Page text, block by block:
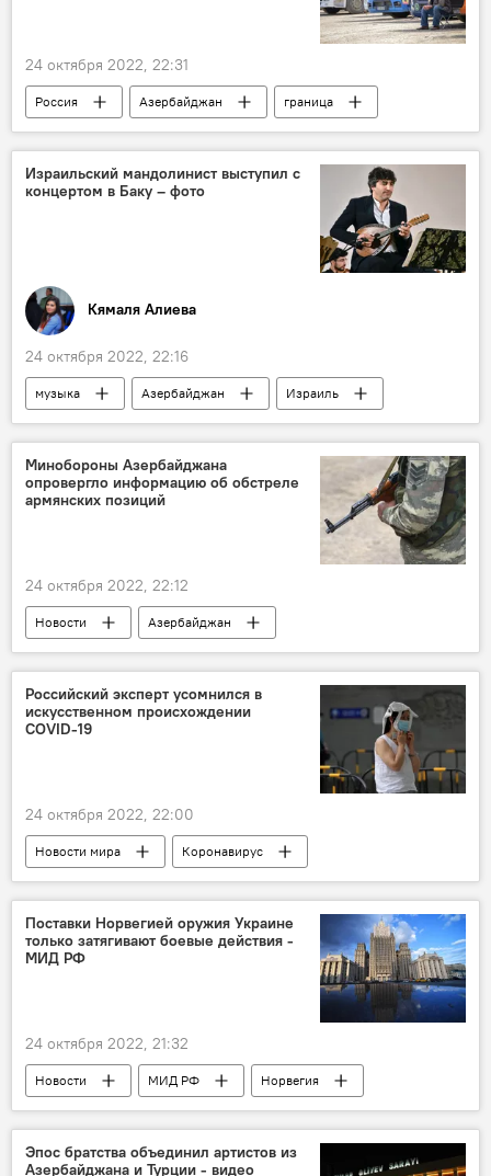
24 октября 2022, 22:31
Россия Азербайджан
граница
КПП
Затор
Израильский мандолинист выступил с
концертом в Баку – фото
Кямаля Алиева
24 октября 2022, 22:16
музыка Азербайджан
Израиль
Культура
Минобороны Азербайджана
опровергло информацию об обстреле
армянских позиций
24 октября 2022, 22:12
Новости
Азербайджан
Министерство обороны
Армения
Обстрел
Российский эксперт усомнился в
искусственном происхождении
COVID-19
24 октября 2022, 22:00
Новости мира
Коронавирус
Россия
пандемия омикрон штамм
Поставки Норвегией оружия Украине
только затягивают боевые действия -
МИД РФ
24 октября 2022, 21:32
Новости МИД РФ
Норвегия
Украина
вооружения
Владимир Титов
Эпос братства объединил артистов из
Азербайджана и Турции - видео